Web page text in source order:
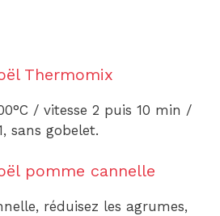
Thermomix
/ vitesse 2 puis 10 min /
sans gobelet.
pomme cannelle
réduisez les agrumes,